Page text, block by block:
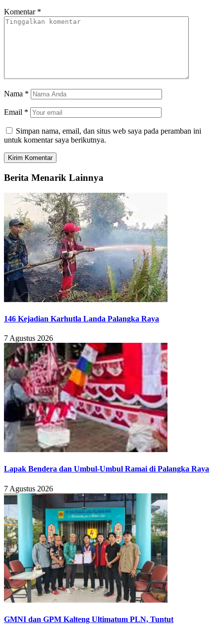
Komentar *
Nama *
Email *
Simpan nama, email, dan situs web saya pada peramban ini
untuk komentar saya berikutnya.
Berita Menarik Lainnya
146 Kejadian Karhutla Landa Palangka Raya
7 Agustus 2026
Lapak Bendera dan Umbul-Umbul Ramai di Palangka Raya
7 Agustus 2026
GMNI dan GPM Kalteng Ultimatum PLN, Tuntut